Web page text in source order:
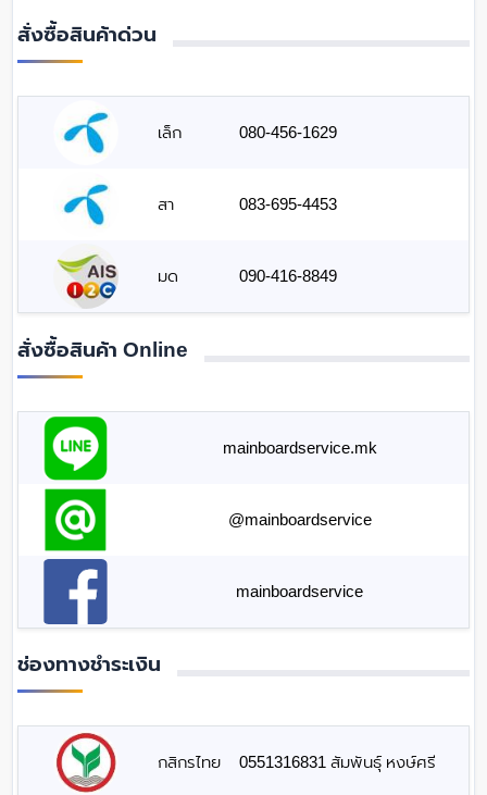
สั่งซื้อสินค้าด่วน
เล็ก 080-456-1629
สา 083-695-4453
มด 090-416-8849
สั่งซื้อสินค้า Online
mainboardservice.mk
@mainboardservice
mainboardservice
ช่องทางชำระเงิน
กสิกรไทย 0551316831 สัมพันธุ์ หงษ์ศรี